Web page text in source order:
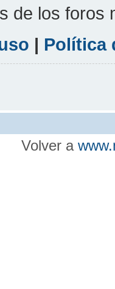
de los foros
| Política
Volver a